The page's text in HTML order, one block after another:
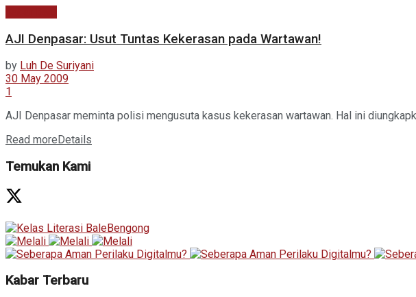
AJI Denpasar: Usut Tuntas Kekerasan pada Wartawan!
by Luh De Suriyani
30 May 2009
1
AJI Denpasar meminta polisi mengusuta kasus kekerasan wartawan. Hal ini
Read more Details
Temukan Kami
Kabar Terbaru